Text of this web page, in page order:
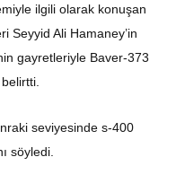
Seyyid Ali Hamaney’in
gayretleriyle Baver-373
seviyesinde s-400
söyledi.